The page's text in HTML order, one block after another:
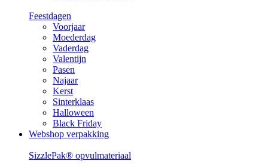
Feestdagen
Voorjaar
Moederdag
Vaderdag
Valentijn
Pasen
Najaar
Kerst
Sinterklaas
Halloween
Black Friday
Webshop verpakking
SizzlePak® opvulmateriaal